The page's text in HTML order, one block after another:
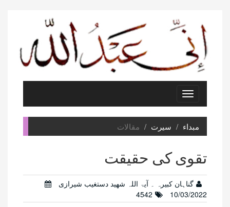
Toggle
navigation
مبداء
سیرت مقالات
تقوی کی حقیقت
گناہان کبیرہ ۔ آیۃ اللہ شھید دستغیب شیرازی
10/03/2022
4542